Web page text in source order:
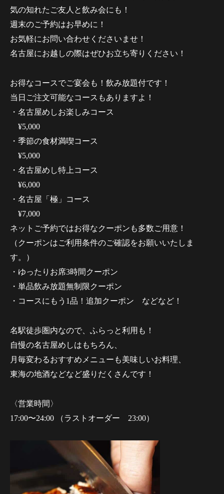
気の知れたご友人と飲み会にも！
週末のご予約はお早めに！
お気軽にお問い合わせくださいませ！
名古屋にお越しの際はぜひお立ち寄りください！
お得なコースでご宴会も！飲み放題付です！
当日ご注文可能なコースもありますよ！
・名古屋めしお楽しみコース
¥5,000
・季節の食材満喫コース
¥5,000
・名古屋めし特上コース
¥6,000
・名古屋「極」コース
¥7,000
ネットご予約ではお得なクーポンも多数ご用意！
（クーポンはご利用条件のご確認をお願いいたしま
す。）
・ゆったりお席3時間クーポン
・単品飲み放題無制限クーポン
・コースにもう1品！追加クーポン などなど！
名駅徒歩圏内なので、ふらっと利用も！
自慢の名古屋めしはもちろん、
月毎変わるおすすめメニューも美味しいお料理、
東海の地酒などなど盛りだくさんです！
〈営業時間〉
17:00〜24:00 （ラストオーダー 23:00）